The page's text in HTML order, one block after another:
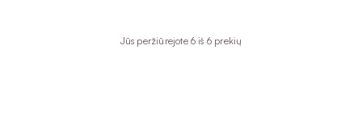
Jūs peržiūrejote 6 iš 6 prekių